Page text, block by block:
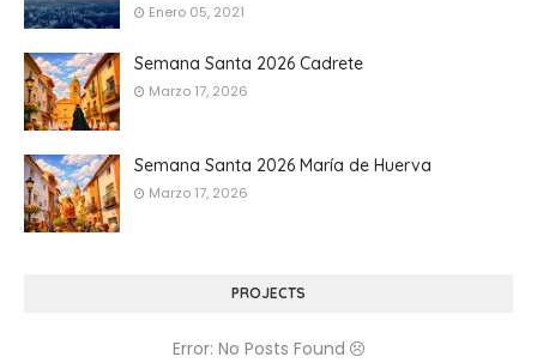
Enero 05, 2021
Semana Santa 2026 Cadrete
Marzo 17, 2026
Semana Santa 2026 María de Huerva
Marzo 17, 2026
PROJECTS
Error: No Posts Found